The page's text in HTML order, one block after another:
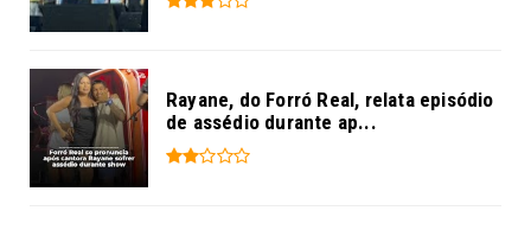
Rayane, do Forró Real, relata episódio
de assédio durante ap...